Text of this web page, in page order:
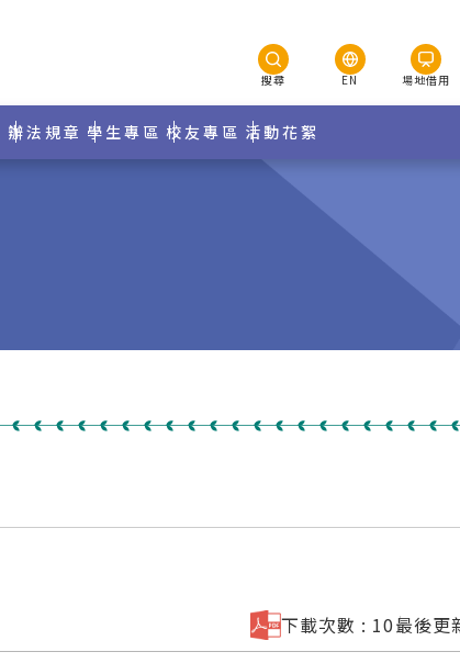
搜尋 EN 場地借用
辦法規章 學生專區 校友專區 活動花絮
下載次數 : 10最後